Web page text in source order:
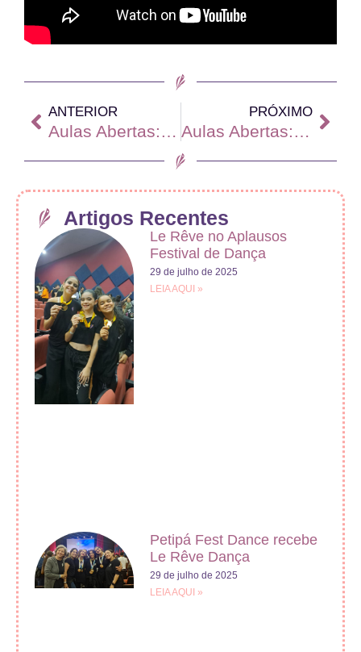
ANTERIOR
Aulas Abertas: 4ª Série de Ballet
PRÓXIMO
Aulas Abertas: Baby Class
Artigos Recentes
Le Rêve no Aplausos
Festival de Dança
29 de julho de 2025
LEIA AQUI »
Petipá Fest Dance recebe
Le Rêve Dança
29 de julho de 2025
LEIA AQUI »